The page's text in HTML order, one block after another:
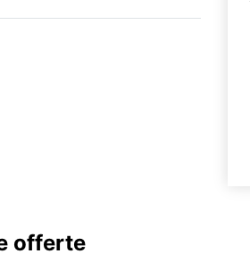
offerte